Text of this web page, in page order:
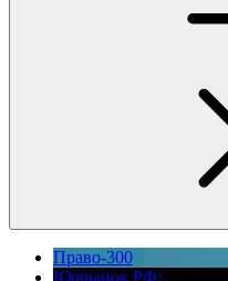
Право-300
Юррынок РФ: